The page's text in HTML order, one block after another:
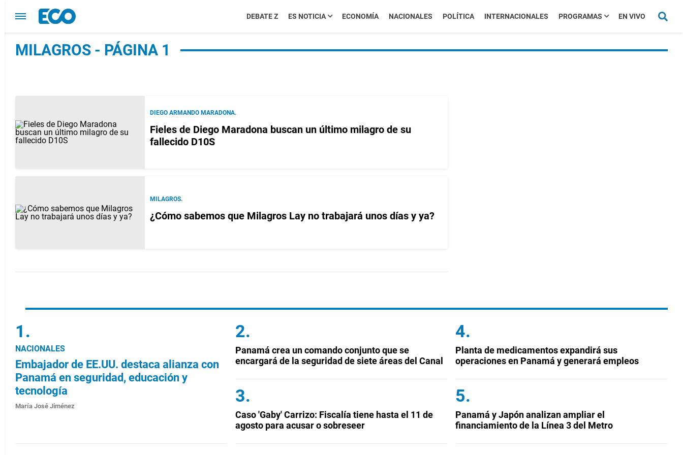
DEBATE Z ES NOTICIA ECONOMÍA NACIONALES POLÍTICA INTERNACIONALES PROGRAMAS EN VIVO
MILAGROS - PÁGINA 1
DIEGO ARMANDO MARADONA.
Fieles de Diego Maradona buscan un último milagro de su
fallecido D10S
MILAGROS.
¿Cómo sabemos que Milagros Lay no trabajará unos días y ya?
NACIONALES
Embajador de EE.UU. destaca alianza con
Panamá en seguridad, educación y
tecnología
María José Jiménez
Panamá crea un comando conjunto que se
encargará de la seguridad de siete áreas del Canal
Caso 'Gaby' Carrizo: Fiscalía tiene hasta el 11 de
agosto para acusar o sobreseer
Planta de medicamentos expandirá sus
operaciones en Panamá y generará empleos
Panamá y Japón analizan ampliar el
financiamiento de la Línea 3 del Metro